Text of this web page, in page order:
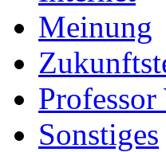
Meinung
Professor
Sonstiges